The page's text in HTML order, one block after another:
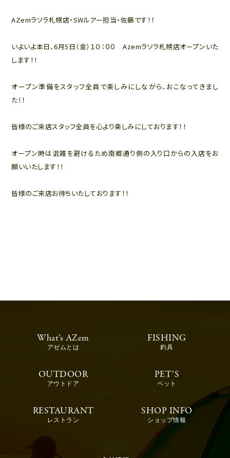
AZemラソラ札幌店・SWルアー担当・佐藤です！！
いよいよ本日、6月5日（金）１０：００ Azemラソラ札幌店オープンいた
します！！
オープン準備をスタッフ全員で楽しみにしながら、おこなってきまし
た！！
皆様のご来店スタッフ全員を心より楽しみにしております！！
オープン時は混雑を避けるため南郷通り側の入り口からの入店をお
願いいたします！！
皆様のご来店お待ちいたしております！！
What’s AZem
アゼムとは
FISHING
釣具
OUTDOOR
アウトドア
PET’S
ペット
RESTAURANT
レストラン
SHOP INFO
ショップ情報